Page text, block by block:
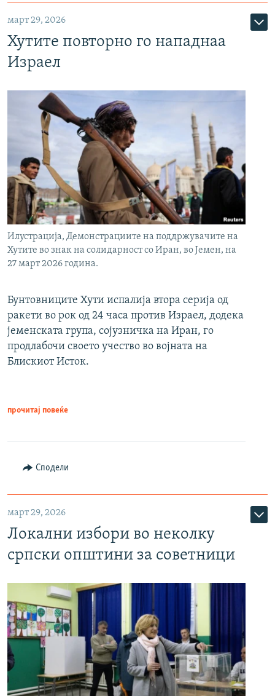
март 29, 2026
Хутите повторно го нападнаа
Израел
Илустрација, Демонстрациите на поддржувачите на
Хутите во знак на солидарност со Иран, во Јемен, на
27 март 2026 година.
Бунтовниците Хути испалија втора серија од
ракети во рок од 24 часа против Израел, додека
јеменската група, сојузничка на Иран, го
продлабочи своето учество во војната на
Блискиот Исток.
прочитај повеќе
Сподели
март 29, 2026
Локални избори во неколку
српски општини за советници